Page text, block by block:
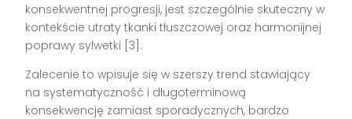
konsekwentnej progresji, jest szczególnie skuteczny w
kontekście utraty tkanki tłuszczowej oraz harmonijnej
poprawy sylwetki [3].
Zalecenie to wpisuje się w szerszy trend stawiający
na systematyczność i długoterminową
konsekwencję zamiast sporadycznych, bardzo